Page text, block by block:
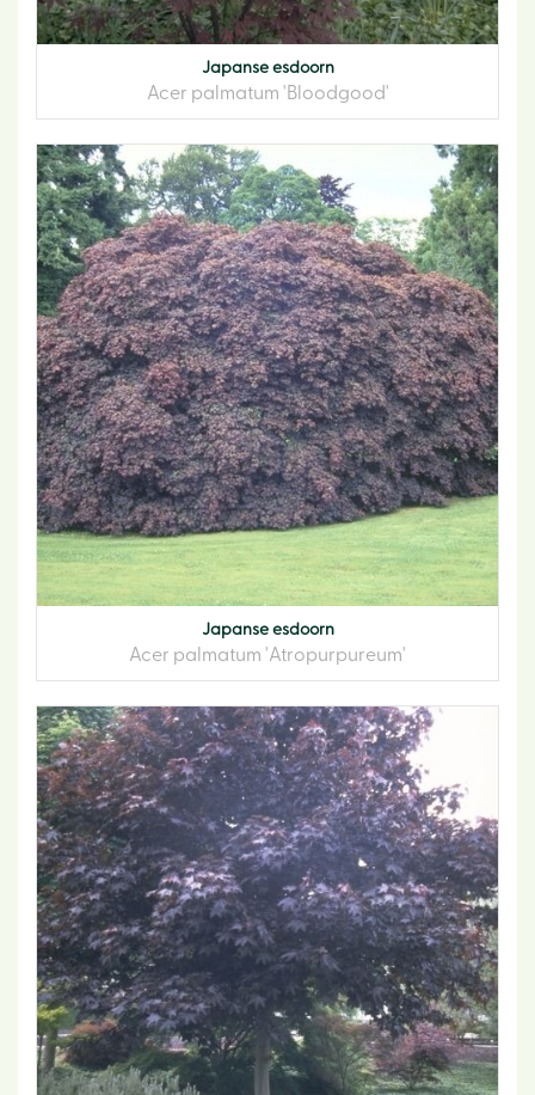
Japanse esdoorn
Acer palmatum 'Bloodgood'
Japanse esdoorn
Acer palmatum 'Atropurpureum'